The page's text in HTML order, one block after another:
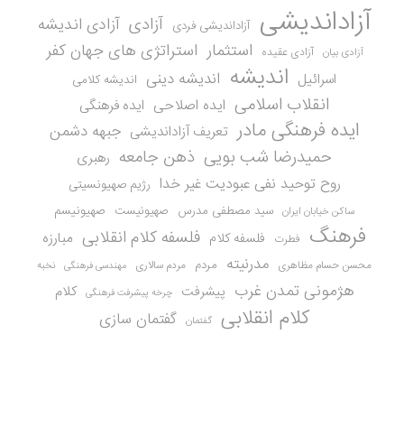
آزاداندیشی آزاداندیشی فردی آزادی آزادی اندیشه
آزادی بیان آزادی عقیده استثمار استراتژی های جهان کفر
اسرائیل اندیشه اندیشه دینی اندیشه کلامی
انقلاب اسلامی ایده اصلاحی ایده فرهنگی
ایده فرهنگی مادر تعریف آزاداندیشی جبهه دشمن
حمیدرضا شب بویی ذهن جامعه رهبری
روح توحید نفی عبودیت غیر خدا رژیم صهیونسیتی
ساکن خیابان ایران سید مصطفی مدرس صهیونیست صهیونیسم
فرهنگ فطرت فلسفه کلام فلسفه کلام انقلابی مبارزه
محسن حسام مظاهری مدرنیته مردم مردم سالاری مهندسی فرهنگی نخبه
هژمونی تمدن غرب پیشرفت چرخه پیشرفت فرهنگی کلام
کلام انقلابی گفتمان گفتمان سازی